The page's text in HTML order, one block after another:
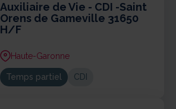
Auxiliaire de Vie - CDI -Saint
Orens de Gameville 31650
H/F
Haute-Garonne
Temps partiel CDI